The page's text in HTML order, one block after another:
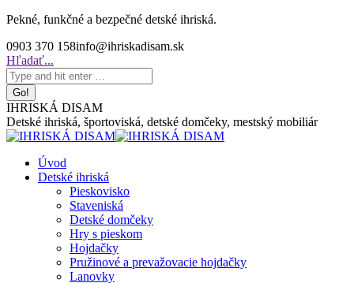
Skip
content
Pekné, funkčné a bezpečné detské ihriská.
0903 370 158info@ihriskadisam.sk
Search:
Hľadať...
IHRISKÁ DISAM
Detské ihriská, športoviská, detské domčeky, mestský mobiliár
Úvod
Detské ihriská
Pieskovisko
Staveniská
Detské domčeky
Hry s pieskom
Hojdačky
Pružinové a prevažovacie hojdačky
Lanovky